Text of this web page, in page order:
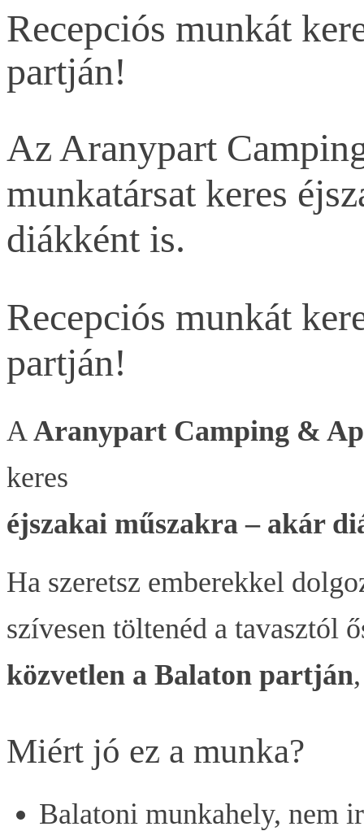
Recepciós munkát
partján!
Az Aranypart
munkatársat keres
diákként is.
Recepciós munkát
partján!
AAranypart Camping &
keres
éjszakai műszakra – akár
Ha szeretsz emberekkel
szívesen töltenéd a tavasztól
közvetlen a Balaton partján
Miért jó ez a munka?
Balatoni munkahely, nem